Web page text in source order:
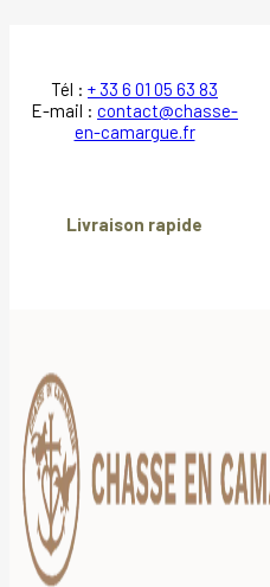
Tél : + 33 6 01 05 63 83
E-mail : contact@chasse-
en-camargue.fr
Livraison rapide